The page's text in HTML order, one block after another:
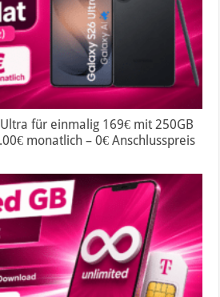
für einmalig 169€ mit 250GB
monatlich – 0€ Anschlusspreis